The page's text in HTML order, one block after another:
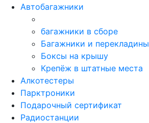
Автобагажники
багажники в сборе
Багажники и перекладины
Боксы на крышу
Крепёж в штатные места
Алкотестеры
Парктроники
Подарочный сертификат
Радиостанции